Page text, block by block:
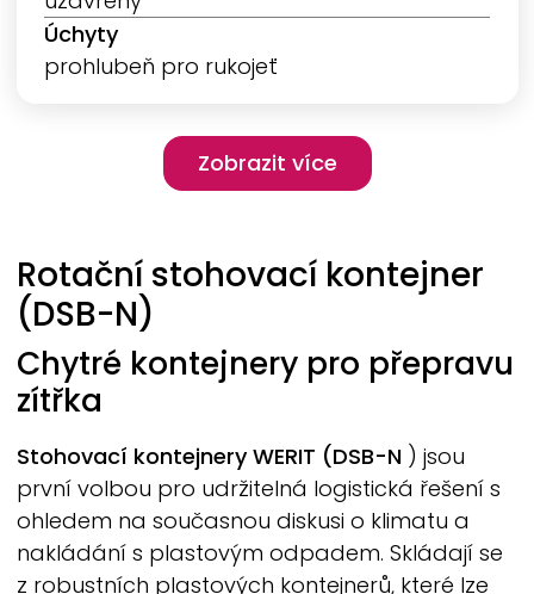
Úchyty
prohlubeň pro rukojeť
Pagination
Zobrazit více
Zobrazit více
Rotační stohovací kontejner
(DSB-N)
Chytré kontejnery pro přepravu
zítřka
Stohovací kontejneryWERIT (DSB-N) jsou
první volbou pro udržitelná logistická řešení s
ohledem na současnou diskusi o klimatu a
nakládání s plastovým odpadem. Skládají se
z robustních plastových kontejnerů, které lze